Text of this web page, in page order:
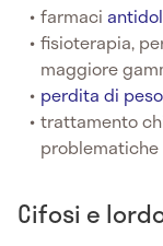
farmaci
fisioterapia,
maggiore
perdita di peso
trattamento
Cifosi e